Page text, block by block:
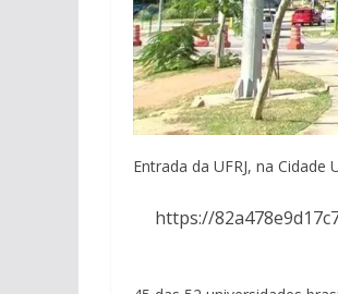
Entrada da UFRJ, na
https://